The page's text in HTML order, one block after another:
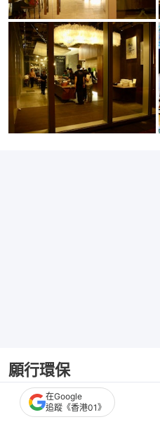
願行環保
2010年代尾，Corrin於沙
在Google
追蹤《香港01》